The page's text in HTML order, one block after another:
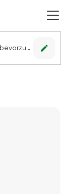
Kein Geschäft ausgewählt. Wählen Sie Ihr bevorzugtes Geschäft, um alle Angebote sehen zu können. edit